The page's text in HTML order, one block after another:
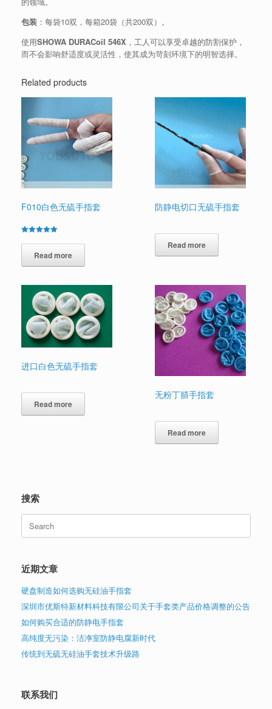
包装 ：每袋10双，每箱20袋（共200双）。
使用SHOWA DURACoil 546X ，工人可以享受卓越的防割保护，
而不会影响舒适度或灵活性，使其成为苛刻环境下的明智选择。
Related products
F010白色无硫手指套
5.00
out of 5Read more
防静电切口无硫手指套
Read more
进口白色无硫手指套
Read more
无粉丁腈手指套
Read more
搜索
Search
for:
近期文章
硬盘制造如何选购无硅油手指套
深圳市优斯特新材料科技有限公司关于手套类产品价格调整的公告
如何购买合适的防静电手指套
高纯度无污染：洁净室防静电腐新时代
传统到无硫无硅油手套技术升级路
联系我们